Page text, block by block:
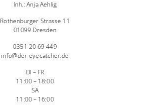
Inh.: Anja Aehlig
Rothenburger Strasse 11
01099 Dresden
0351 20 69 449
info@der-eyecatcher.de
DI – FR
11:00 – 18:00
SA
11:00 – 16:00